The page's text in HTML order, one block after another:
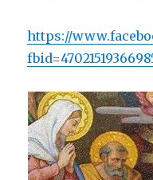
https://